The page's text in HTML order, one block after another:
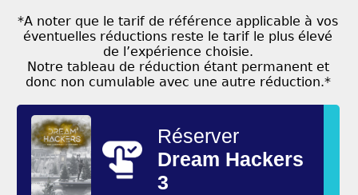
*A noter que le tarif de référence applicable à vos
éventuelles réductions reste le tarif le plus élevé
de l’expérience choisie.
Notre tableau de réduction étant permanent et
donc non cumulable avec une autre réduction.*
Réserver
Dream Hackers
3